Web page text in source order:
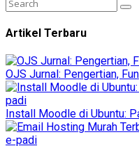
Artikel Terbaru
OJS Jurnal: Pengertian,
Install Moodle di Ubuntu: